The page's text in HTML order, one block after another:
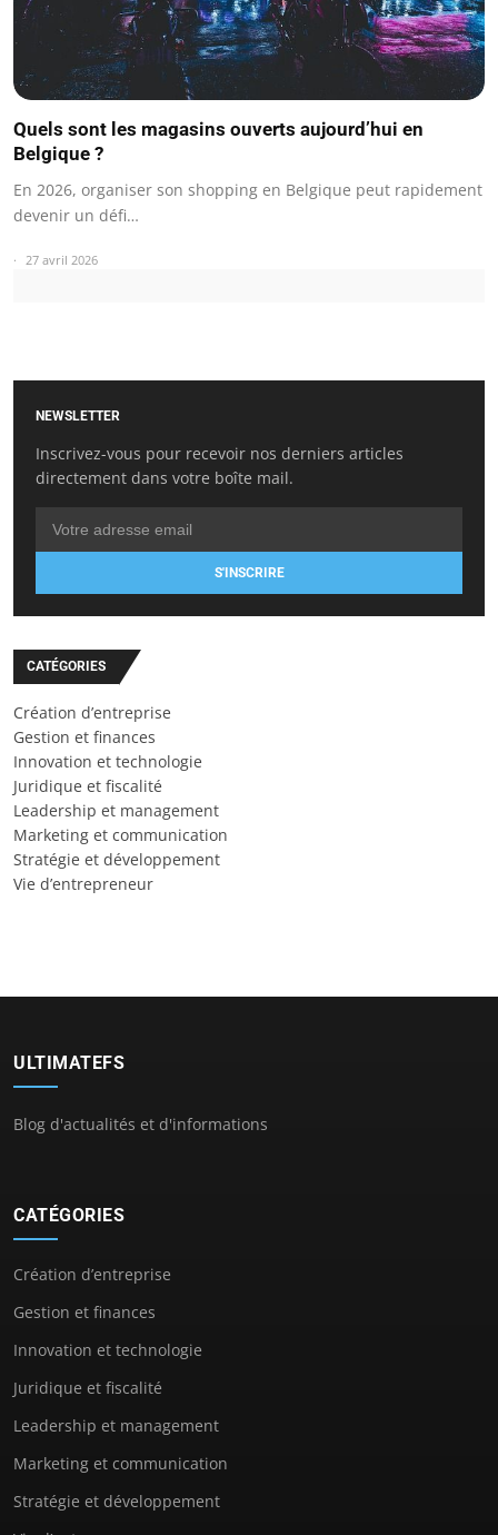
Quels sont les magasins ouverts aujourd’hui en
Belgique ?
En 2026, organiser son shopping en Belgique peut rapidement
devenir un défi…
27 avril 2026
NEWSLETTER
Inscrivez-vous pour recevoir nos derniers articles
directement dans votre boîte mail.
S'INSCRIRE
CATÉGORIES
Création d’entreprise
Gestion et finances
Innovation et technologie
Juridique et fiscalité
Leadership et management
Marketing et communication
Stratégie et développement
Vie d’entrepreneur
ULTIMATEFS
Blog d'actualités et d'informations
CATÉGORIES
Création d’entreprise
Gestion et finances
Innovation et technologie
Juridique et fiscalité
Leadership et management
Marketing et communication
Stratégie et développement